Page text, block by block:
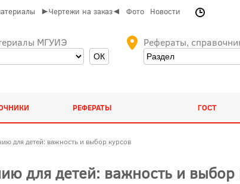
►Чертежи на заказ◄ Фото Новости
МГУИЭ Рефераты,
РЕФЕРАТЫ ГОСТ
для детей: важность и выбор курсов
для детей: важность и выбор